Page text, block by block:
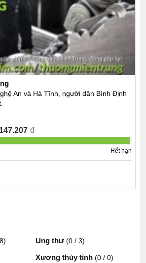
Ung thư (0 / 3)
Xương thủy tinh (0 / 0)
An và Hà Tĩnh, người dân Bình Định
đ
Hết hạn